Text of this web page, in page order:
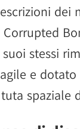
dei
stessi
e
spaziale